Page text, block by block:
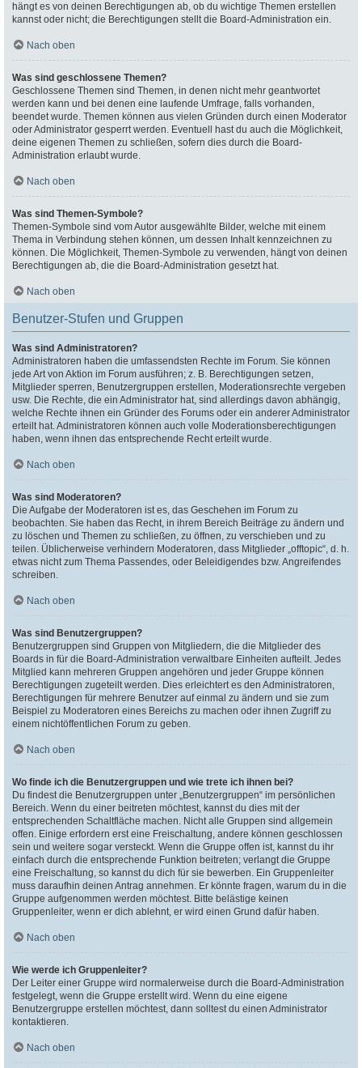
hängt es von deinen Berechtigungen ab, ob du wichtige Themen erstellen
kannst oder nicht; die Berechtigungen stellt die Board-Administration ein.
Nach oben
Was sind geschlossene Themen?
Geschlossene Themen sind Themen, in denen nicht mehr geantwortet
werden kann und bei denen eine laufende Umfrage, falls vorhanden,
beendet wurde. Themen können aus vielen Gründen durch einen Moderator
oder Administrator gesperrt werden. Eventuell hast du auch die Möglichkeit,
deine eigenen Themen zu schließen, sofern dies durch die Board-
Administration erlaubt wurde.
Nach oben
Was sind Themen-Symbole?
Themen-Symbole sind vom Autor ausgewählte Bilder, welche mit einem
Thema in Verbindung stehen können, um dessen Inhalt kennzeichnen zu
können. Die Möglichkeit, Themen-Symbole zu verwenden, hängt von deinen
Berechtigungen ab, die die Board-Administration gesetzt hat.
Nach oben
Benutzer-Stufen und Gruppen
Was sind Administratoren?
Administratoren haben die umfassendsten Rechte im Forum. Sie können
jede Art von Aktion im Forum ausführen; z. B. Berechtigungen setzen,
Mitglieder sperren, Benutzergruppen erstellen, Moderationsrechte vergeben
usw. Die Rechte, die ein Administrator hat, sind allerdings davon abhängig,
welche Rechte ihnen ein Gründer des Forums oder ein anderer Administrator
erteilt hat. Administratoren können auch volle Moderationsberechtigungen
haben, wenn ihnen das entsprechende Recht erteilt wurde.
Nach oben
Was sind Moderatoren?
Die Aufgabe der Moderatoren ist es, das Geschehen im Forum zu
beobachten. Sie haben das Recht, in ihrem Bereich Beiträge zu ändern und
zu löschen und Themen zu schließen, zu öffnen, zu verschieben und zu
teilen. Üblicherweise verhindern Moderatoren, dass Mitglieder „offtopic“, d. h.
etwas nicht zum Thema Passendes, oder Beleidigendes bzw. Angreifendes
schreiben.
Nach oben
Was sind Benutzergruppen?
Benutzergruppen sind Gruppen von Mitgliedern, die die Mitglieder des
Boards in für die Board-Administration verwaltbare Einheiten aufteilt. Jedes
Mitglied kann mehreren Gruppen angehören und jeder Gruppe können
Berechtigungen zugeteilt werden. Dies erleichtert es den Administratoren,
Berechtigungen für mehrere Benutzer auf einmal zu ändern und sie zum
Beispiel zu Moderatoren eines Bereichs zu machen oder ihnen Zugriff zu
einem nichtöffentlichen Forum zu geben.
Nach oben
Wo finde ich die Benutzergruppen und wie trete ich ihnen bei?
Du findest die Benutzergruppen unter „Benutzergruppen“ im persönlichen
Bereich. Wenn du einer beitreten möchtest, kannst du dies mit der
entsprechenden Schaltfläche machen. Nicht alle Gruppen sind allgemein
offen. Einige erfordern erst eine Freischaltung, andere können geschlossen
sein und weitere sogar versteckt. Wenn die Gruppe offen ist, kannst du ihr
einfach durch die entsprechende Funktion beitreten; verlangt die Gruppe
eine Freischaltung, so kannst du dich für sie bewerben. Ein Gruppenleiter
muss daraufhin deinen Antrag annehmen. Er könnte fragen, warum du in die
Gruppe aufgenommen werden möchtest. Bitte belästige keinen
Gruppenleiter, wenn er dich ablehnt, er wird einen Grund dafür haben.
Nach oben
Wie werde ich Gruppenleiter?
Der Leiter einer Gruppe wird normalerweise durch die Board-Administration
festgelegt, wenn die Gruppe erstellt wird. Wenn du eine eigene
Benutzergruppe erstellen möchtest, dann solltest du einen Administrator
kontaktieren.
Nach oben